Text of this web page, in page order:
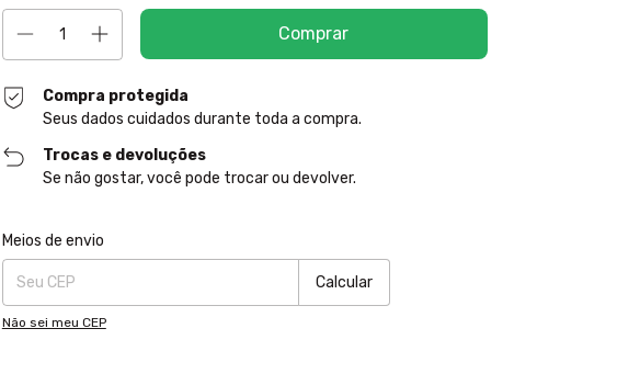
Compra protegida
Seus dados cuidados durante toda a compra.
Trocas e devoluções
Se não gostar, você pode trocar ou devolver.
Entregas para o CEP:
Meios de envio
Calcular
Não sei meu CEP